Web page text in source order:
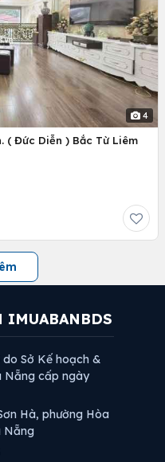
4
( Đức Diễn ) Bắc Từ Liêm
IMUABANBDS
do Sở Kế hoạch &
Nẵng cấp ngày
Hà, phường Hòa
Nẵng